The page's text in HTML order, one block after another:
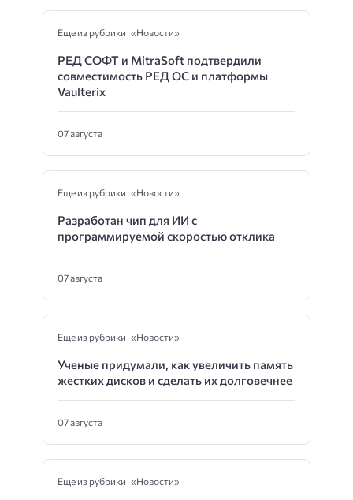
Еще из рубрики «Новости»
РЕД СОФТ и MitraSoft подтвердили
совместимость РЕД ОС и платформы
Vaulterix
07 августа
Еще из рубрики «Новости»
Разработан чип для ИИ с
программируемой скоростью отклика
07 августа
Еще из рубрики «Новости»
Ученые придумали, как увеличить память
жестких дисков и сделать их долговечнее
07 августа
Еще из рубрики «Новости»